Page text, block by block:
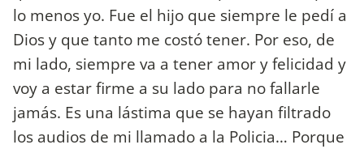
lo menos yo. Fue el hijo que siempre le pedí a
Dios y que tanto me costó tener. Por eso, de
mi lado, siempre va a tener amor y felicidad y
voy a estar firme a su lado para no fallarle
jamás. Es una lástima que se hayan filtrado
los audios de mi llamado a la Policia… Porque